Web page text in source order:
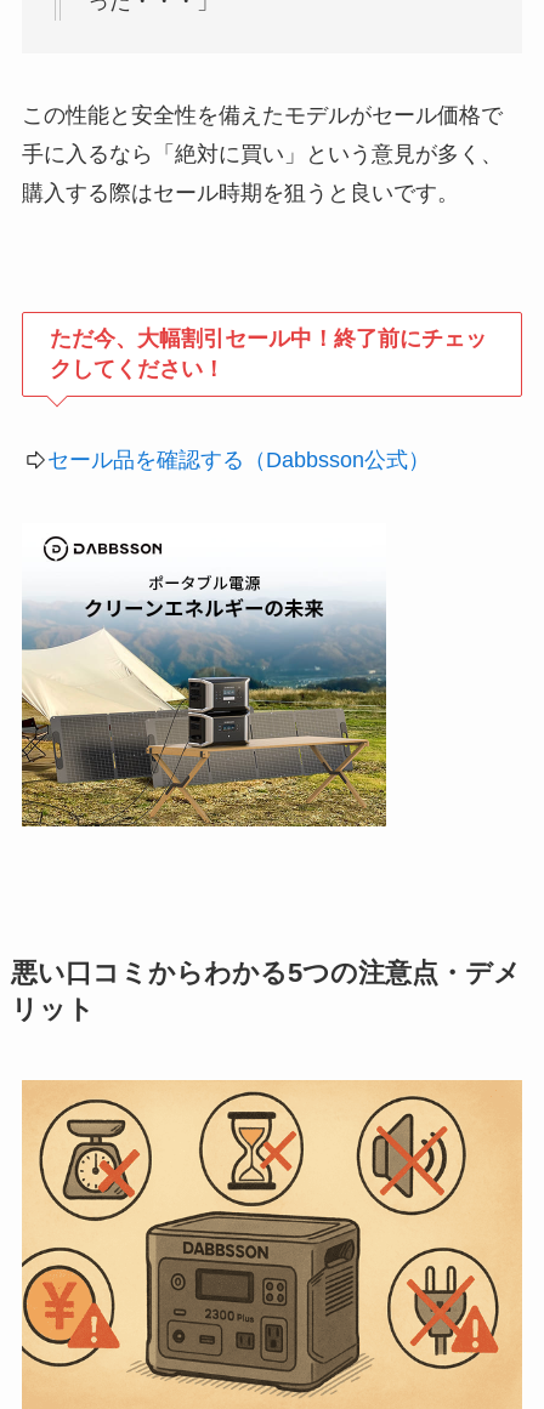
この性能と安全性を備えたモデルがセール価格で
手に入るなら「絶対に買い」という意見が多く、
購入する際はセール時期を狙うと良いです。
ただ今、大幅割引セール中！終了前にチェッ
クしてください！
セール品を確認する（Dabbsson公式）
悪い口コミからわかる5つの注意点・デメ
リット